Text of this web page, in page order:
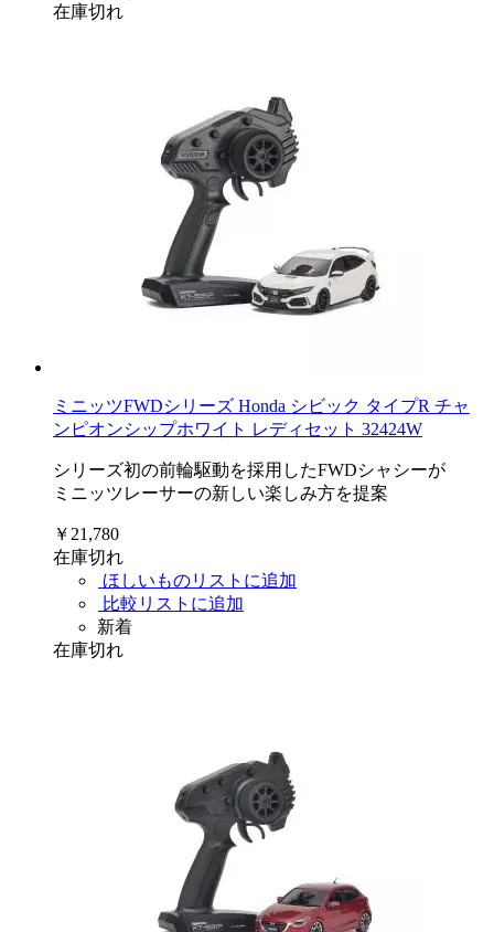
在庫切れ
ミニッツFWDシリーズ Honda シビック タイプR チャ
ンピオンシップホワイト レディセット 32424W
シリーズ初の前輪駆動を採用したFWDシャシーが
ミニッツレーサーの新しい楽しみ方を提案
￥21,780
在庫切れ
ほしいものリストに追加
比較リストに追加
新着
在庫切れ